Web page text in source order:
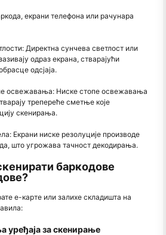
екрани телефона или рачунара
Директна сунчева светлост или
одраз екрана, стварајући
одсјаја.
освежавања: Ниске стопе освежавања
трепереће сметње које
скенирања.
Екрани ниске резолуције производе
што угрожава тачност декодирања.
баркодове
е-карте или залихе складишта на
уређаја за скенирање